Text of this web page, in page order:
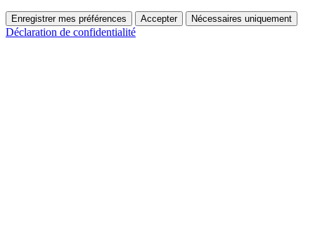
Enregistrer mes préférences Accepter Nécessaires uniquement
Déclaration de confidentialité